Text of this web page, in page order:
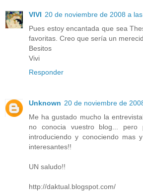
VIVI 20 de noviembre de 2008 a
Pues estoy encantada que sea
favoritas. Creo que sería un
Besitos
Vivi
Responder
Unknown 20 de noviembre de
Me ha gustado mucho la
no conocia vuestro blog...
introduciendo y conociendo mas
interesantes!!
UN saludo!!
http://daktual.blogspot.com/